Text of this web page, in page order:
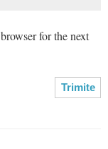
for the next